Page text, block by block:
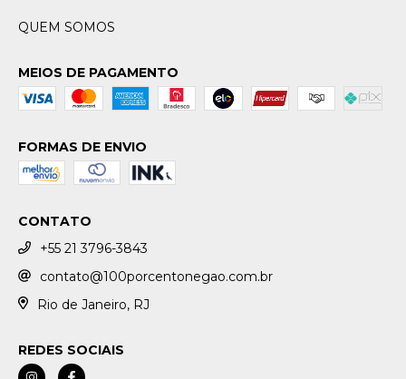
QUEM SOMOS
MEIOS DE PAGAMENTO
FORMAS DE ENVIO
CONTATO
+55 21 3796-3843
contato@100porcentonegao.com.br
Rio de Janeiro, RJ
REDES SOCIAIS